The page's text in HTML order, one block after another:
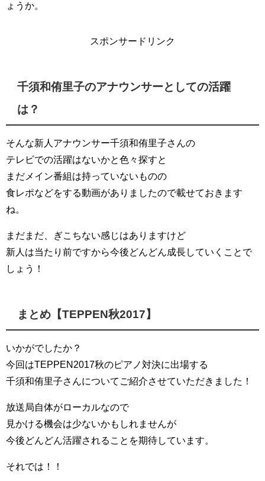
ょうか。
スポンサードリンク
千須和侑里子のアナウンサーとしての活躍
は？
そんな新人アナウンサー千須和侑里子さんの
テレビでの活躍はないかと色々探すと
まだメイン番組は持っていないものの
食レポなどをする動画がありましたので載せておきます
ね。
まだまだ、ぎこちない感じはありますけど
新人は当たり前ですから今後どんどん成長していくことで
しょう！
まとめ【TEPPEN秋2017】
いかがでしたか？
今回はTEPPEN2017秋のピアノ対決に出場する
千須和侑里子さんについてご紹介させていただきました！
放送局自体がローカルなので
見かける機会は少ないかもしれませんが
今後どんどん活躍されることを期待しています。
それでは！！